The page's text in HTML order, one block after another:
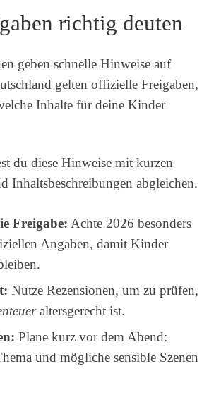
richtig deuten
geben schnelle Hinweise auf
gelten offizielle Freigaben,
Inhalte für deine Kinder
du diese Hinweise mit kurzen
Inhaltsbeschreibungen abgleichen.
Freigabe: Achte 2026 besonders
Angaben, damit Kinder
Nutze Rezensionen, um zu prüfen,
altersgerecht ist.
Plane kurz vor dem Abend:
und mögliche sensible Szenen